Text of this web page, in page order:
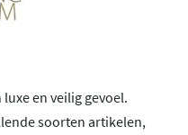
en veilig gevoel.
soorten artikelen,